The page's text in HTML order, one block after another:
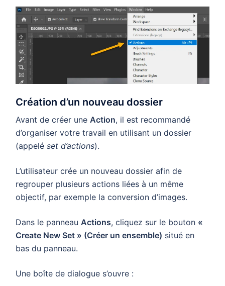
Création d’un nouveau dossier
Avant de créer une Action, il est recommandé
d’organiser votre travail en utilisant un dossier
(appelé set d’actions).
L’utilisateur crée un nouveau dossier afin de
regrouper plusieurs actions liées à un même
objectif, par exemple la conversion d’images.
Dans le panneau Actions, cliquez sur le bouton «
Create New Set » (Créer un ensemble) situé en
bas du panneau.
Une boîte de dialogue s’ouvre :